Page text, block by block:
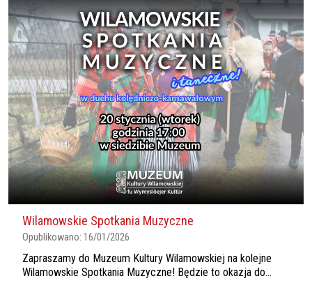
Wilamowskie Spotkania Muzyczne
Opublikowano: 16/01/2026
Zapraszamy do Muzeum Kultury Wilamowskiej na kolejne
Wilamowskie Spotkania Muzyczne! Będzie to okazja do...